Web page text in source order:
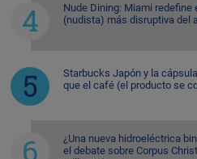
Nude Dining: Miami
(nudista) más disruptiva del
Starbucks Japón y la
que el café (el producto se
¿Una nueva hidroeléctrica
el debate sobre Corpus